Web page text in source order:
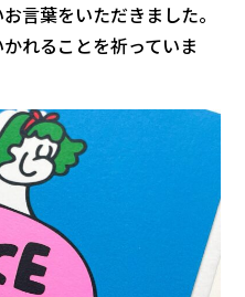
言葉をいただきました。
れることを祈っていま